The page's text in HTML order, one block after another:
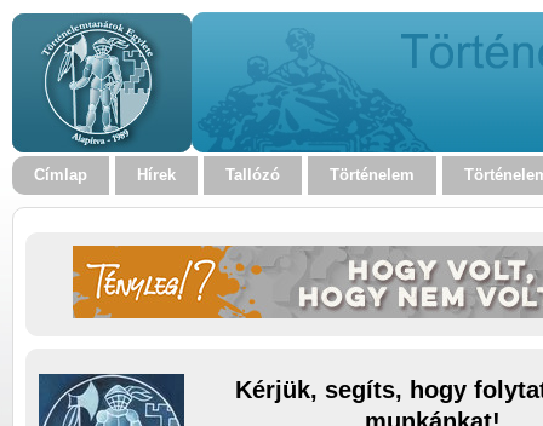
Címlap Hírek Tallózó Történelem
Kérjük, segíts, hogy